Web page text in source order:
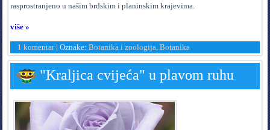
rasprostranjeno u našim brdskim i planinskim krajevima.
više »
1 komentar|Oznake:Botanika i zoologija ,Botanika
"Kraljica cvijeća" u plavom ruhu